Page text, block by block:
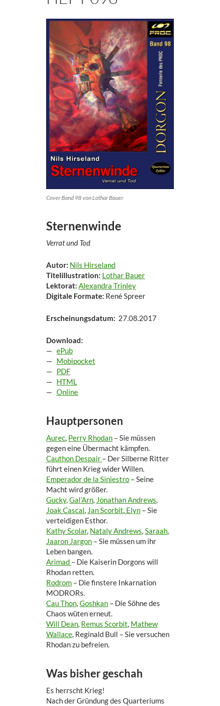
Cover Band 98 von Lothar Bauer
Sternenwinde
Verrat und Tod
Autor: Nils Hirseland
Titelillustration: Lothar Bauer
Lektorat: Alexandra Trinley
Digitale Formate: René Spreer
Erscheinungsdatum: 27.08.2017
Download:
—ePub
— Mobipocket
— PDF
— HTML
—Online
Hauptpersonen
Aurec, Perry Rhodan – Sie müssen
gegen eine Übermacht kämpfen.
Cauthon Despair – Der Silberne Ritter
führt einen Krieg wider Willen.
Emperador de la Siniestro – Seine
Macht wird größer.
Gucky,Gal’Arn, Jonathan Andrews,
Joak Cascal, Jan Scorbit, Elyn – Sie
verteidigen Esthor.
Kathy Scolar, Nataly Andrews,Saraah,
Jaaron Jargon – Sie müssen um ihr
Leben bangen.
Arimad – Die Kaiserin Dorgons will
Rhodan retten.
Rodrom – Die finstere Inkarnation
MODRORs.
Cau Thon,Goshkan – Die Söhne des
Chaos wüten erneut.
Will Dean, Remus Scorbit, Mathew
Wallace, Reginald Bull – Sie versuchen
Rhodan zu befreien.
Was bisher geschah
Es herrscht Krieg!
Nach der Gründung des Quarteriums